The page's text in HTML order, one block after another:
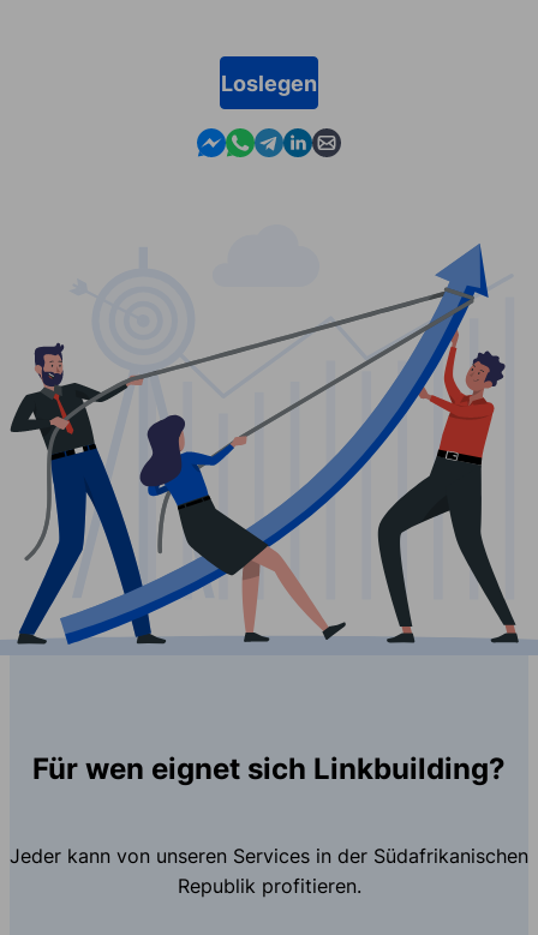
Loslegen
Contact us in Messenger
Contact us in WhatsApp
Contact us in Telegram
Contact us in Linkedin
Contact us by email
Für wen eignet sich Linkbuilding?
Jeder kann von unseren Services in der Südafrikanischen
Republik profitieren.